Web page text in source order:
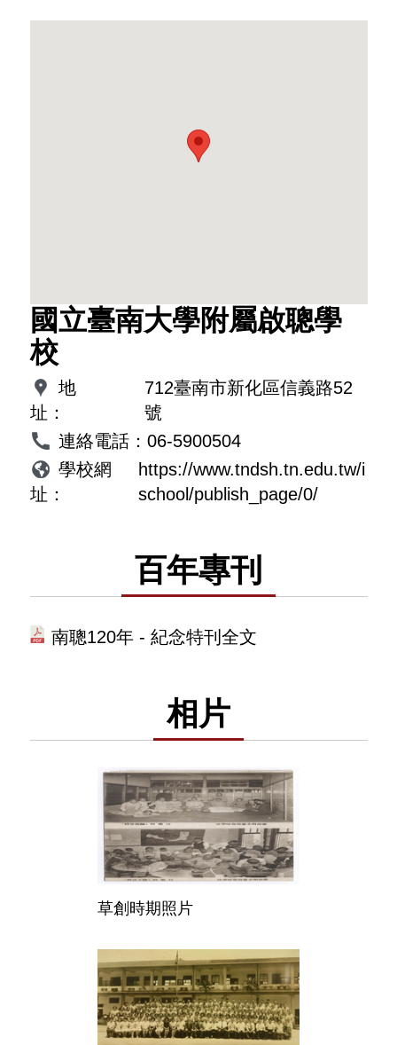
國立臺南大學附屬啟聰學
校
地
址：
712臺南市新化區信義路52
號
連絡電話： 06-5900504
學校網
址：
https://www.tndsh.tn.edu.tw/i
school/publish_page/0/
百年專刊
南聰120年 - 紀念特刊全文
相片
草創時期照片